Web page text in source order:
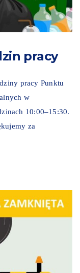
pracy
pracy Punktu
w
10:00–15:30.
za